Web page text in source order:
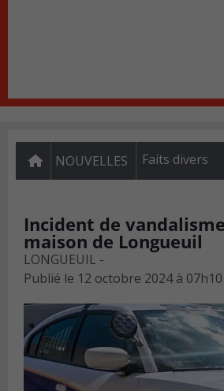
NOUVELLES Faits divers
Incident de
maison de Longueuil
LONGUEUIL -
Publié le 12 octobre 2024 à 07h10